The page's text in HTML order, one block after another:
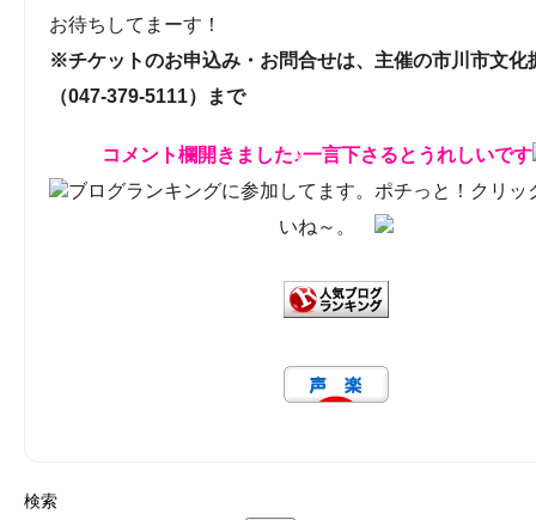
お待ちしてまーす！
※チケットのお申込み・お問合せは、主催の市川市文化
（047-379-5111）まで
コメント欄開きました♪一言下さるとうれしいです
ブログランキングに参加してます。ポチっと！クリッ
いね～。
検索